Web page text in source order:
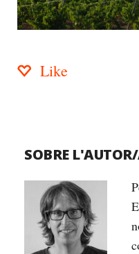
Like
SOBRE